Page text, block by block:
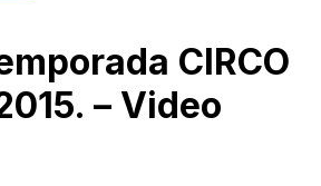
CIRCO
– Video